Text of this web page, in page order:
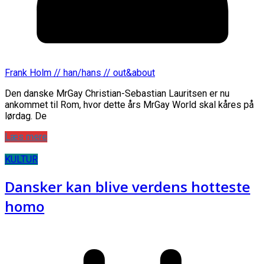
Frank Holm // han/hans // out&about
Den danske MrGay Christian-Sebastian Lauritsen er nu
ankommet til Rom, hvor dette års MrGay World skal kåres på
lørdag. De
Læs mere
KULTUR
Dansker kan blive verdens hotteste
homo